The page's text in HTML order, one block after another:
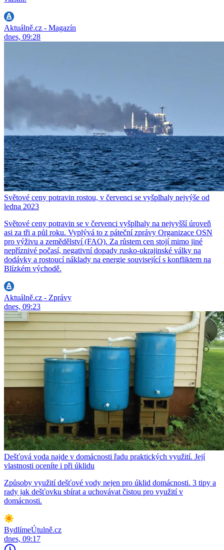
Aktuálně.cz - Magazín
dnes, 09:28
Světové ceny potravin rostou, v červenci se vyšplhaly nejvýše od
ledna 2023
Světové ceny potravin se v červenci vyšplhaly na nejvyšší úroveň
asi za tři a půl roku. Vyplývá to z páteční zprávy Organizace OSN
pro výživu a zemědělství (FAO). Za růstem cen stojí mimo jiné
nepříznivé počasí, negativní dopady rusko-ukrajinské války na
dodávky a rostoucí náklady na energie související s konfliktem na
Blízkém východě.
Aktuálně.cz - Zprávy
dnes, 09:23
Dešťová voda najde v domácnosti řadu praktických využití. Její
vlastnosti oceníte i při úklidu
Způsoby využití dešťové vody nejen pro úklid domácnosti. 3 tipy a
rady jak dešťovku sbírat a uchovávat čistou pro využití v
domácnosti.
BydlímeÚtulně.cz
dnes, 09:17